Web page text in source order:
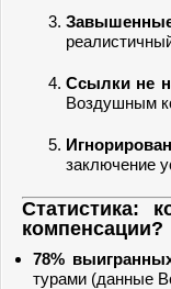
Ссылки не
Воздушным
заключение
Статистика:
компенсации?
78%
турами (данные